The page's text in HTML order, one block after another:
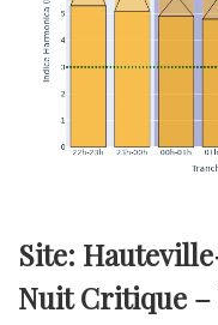
Site:
Nuit Critique –